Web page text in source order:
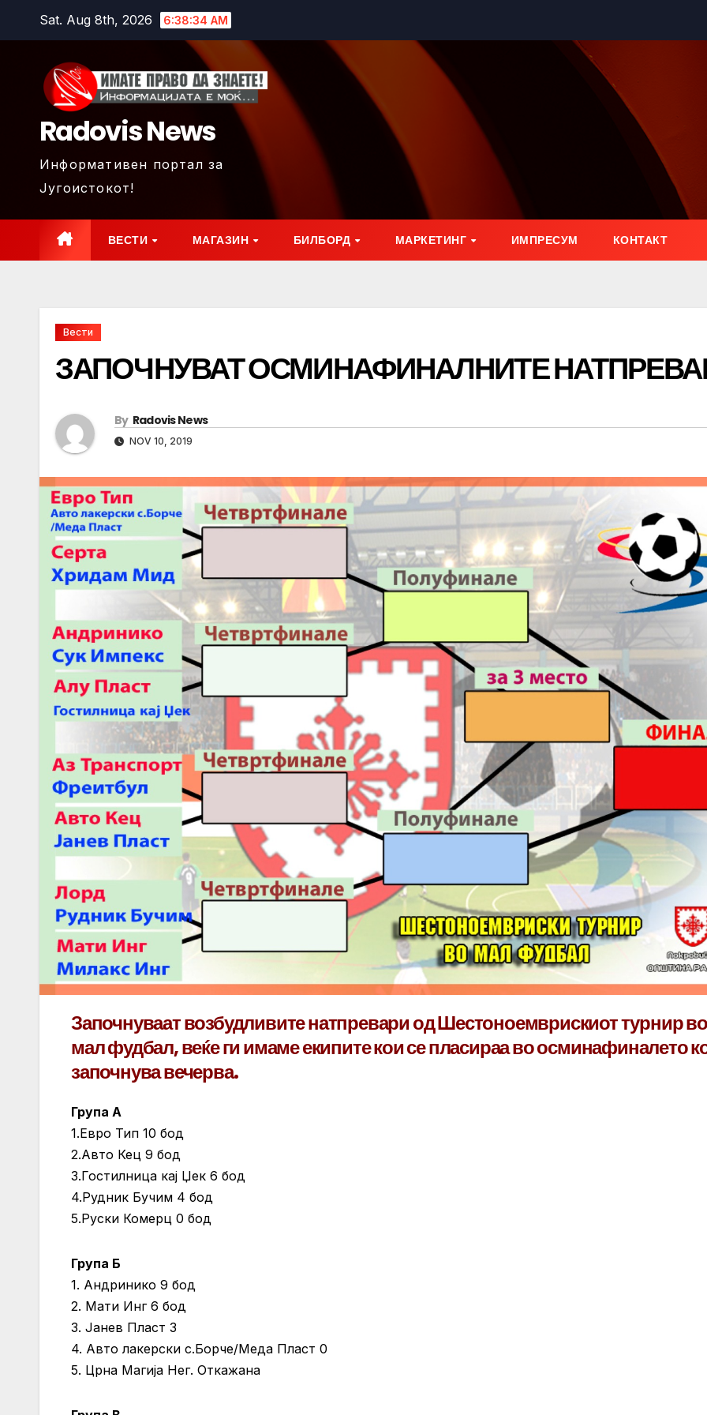
Sat. Aug 8th, 2026 6:38:35 AM
Radovis News
Информативен портал за
Југоистокот!
ВЕСТИ МАГАЗИН БИЛБОРД МАРКЕТИНГ ИМПРЕСУМ КОНТАКТ
Вести
ЗАПОЧНУВАТ ОСМИНАФИНАЛНИТЕ
By Radovis News
NOV 10, 2019
Започнуваат возбудливите натпревари од Шестоноемврискиот турнир во
мал фудбал, веќе ги имаме екипите кои се пласираа во осминафиналето
започнува вечерва.
Група А
1.Евро Тип 10 бод
2.Авто Кец 9 бод
3.Гостилница кај Џек 6 бод
4.Рудник Бучим 4 бод
5.Руски Комерц 0 бод
Група Б
1. Андринико 9 бод
2. Мати Инг 6 бод
3. Јанев Пласт 3
4. Авто лакерски с.Борче/Меда Пласт 0
5. Црна Магија Нег. Откажана